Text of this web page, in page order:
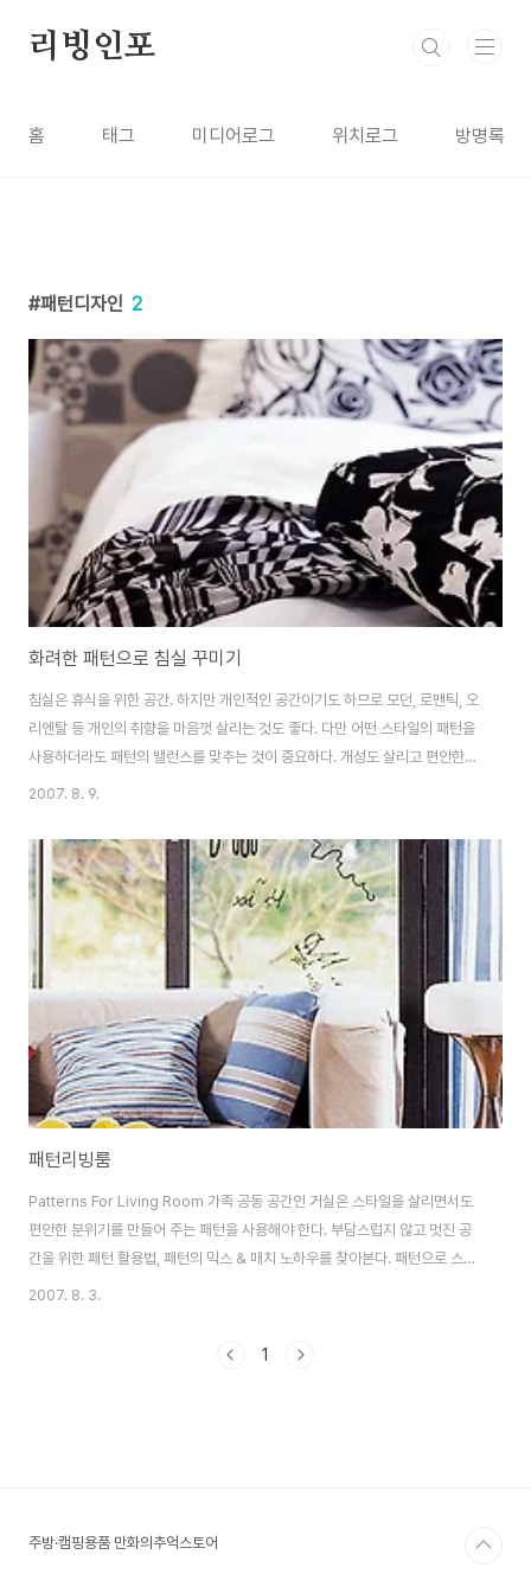
리빙인포
홈 태그 미디어로그 위치로그 방명록
패턴디자인 2
화려한 패턴으로 침실 꾸미기
침실은 휴식을 위한 공간. 하지만 개인적인 공간이기도 하므로 모던, 로맨틱, 오
리엔탈 등 개인의 취향을 마음껏 살리는 것도 좋다. 다만 어떤 스타일의 패턴을
사용하더라도 패턴의 밸런스를 맞추는 것이 중요하다. 개성도 살리고 편안한
분위기도 잃지 않는 침실 패턴 인테리어를 알아보자. 1. 블랙 & 화이트 컬러의
데코 역할을 하고 있다. 베개는 이불이나 벽지 등 다른 아이템보다 바꾸기가 쉽
고 가격 부담이 적어 다양한 패턴으로 변화를 주기 좋은 아이템. 이불은 단순하
게 솔리드 패브릭으로 하고 그 위에 패턴 베개를 매치하면 적은 비용으로 세련
된 침실을 꾸밀 수 있다. 베개는 k,one. TV는 세컨드호텔. 벽지는 DSG 대동
월페이퍼. ..
2007. 8. 9.
패턴리빙룸
Patterns For Living Room 가족 공동 공간인 거실은 스타일을 살리면서도
편안한 분위기를 만들어 주는 패턴을 사용해야 한다. 부담스럽지 않고 멋진 공
간을 위한 패턴 활용법, 패턴의 믹스 & 매치 노하우를 찾아본다. 패턴으로 스타
일리시한 거실 꾸미기 1 패턴을 입힐 공간을 먼저 정한다 거실에서 패턴을 입힐
2007. 8. 3.
1
주방·캠핑용품 만화의추억스토어